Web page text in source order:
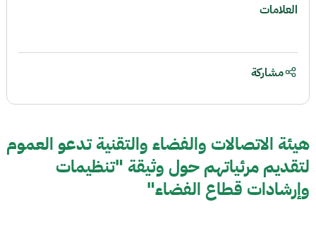
هيئة الاتصالات والفضاء والتقنية تدعو العموم
لتقديم مرئياتهم حول وثيقة "تنظيمات
وإرشادات قطاع الفضاء"
العلامات
مشاركة